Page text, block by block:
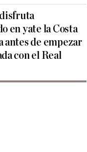
en yate la Costa
antes de empezar
con el Real